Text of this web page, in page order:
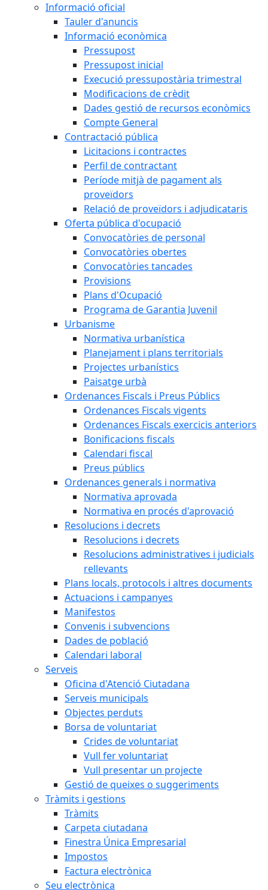
Informació oficial
Tauler d'anuncis
Informació econòmica
Pressupost
Pressupost inicial
Execució pressupostària trimestral
Modificacions de crèdit
Dades gestió de recursos econòmics
Compte General
Contractació pública
Licitacions i contractes
Perfil de contractant
Període mitjà de pagament als
proveïdors
Relació de proveïdors i adjudicataris
Oferta pública d'ocupació
Convocatòries de personal
Convocatòries obertes
Convocatòries tancades
Provisions
Plans d'Ocupació
Programa de Garantia Juvenil
Urbanisme
Normativa urbanística
Planejament i plans territorials
Projectes urbanístics
Paisatge urbà
Ordenances Fiscals i Preus Públics
Ordenances Fiscals vigents
Ordenances Fiscals exercicis anteriors
Bonificacions fiscals
Calendari fiscal
Preus públics
Ordenances generals i normativa
Normativa aprovada
Normativa en procés d'aprovació
Resolucions i decrets
Resolucions i decrets
Resolucions administratives i judicials
rellevants
Plans locals, protocols i altres documents
Actuacions i campanyes
Manifestos
Convenis i subvencions
Dades de població
Calendari laboral
Serveis
Oficina d'Atenció Ciutadana
Serveis municipals
Objectes perduts
Borsa de voluntariat
Crides de voluntariat
Vull fer voluntariat
Vull presentar un projecte
Gestió de queixes o suggeriments
Tràmits i gestions
Tràmits
Carpeta ciutadana
Finestra Única Empresarial
Impostos
Factura electrònica
Seu electrònica